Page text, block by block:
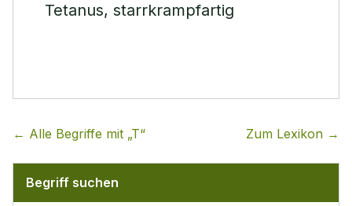
Tetanus, starrkrampfartig
← Alle Begriffe mit „T“ Zum Lexikon →
Begriff suchen